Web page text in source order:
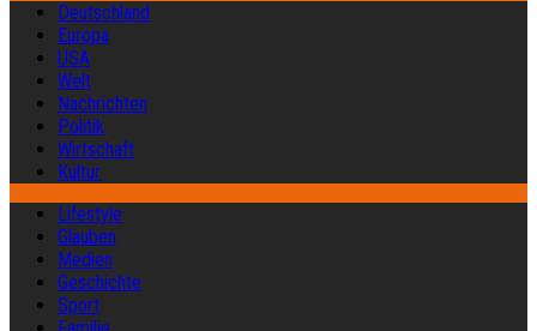
Deutschland
Europa
USA
Welt
Nachrichten
Politik
Wirtschaft
Kultur
Lifestyle
Glauben
Medien
Geschichte
Sport